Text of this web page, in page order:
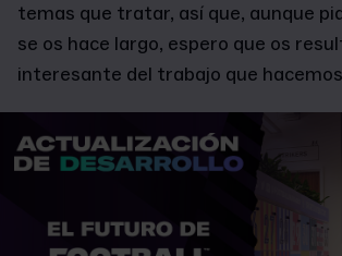
temas que tratar, así que, aunque
se os hace largo, espero que os
interesante del trabajo que